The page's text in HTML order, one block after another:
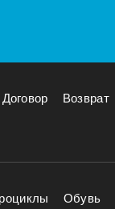
Договор Возврат
Обувь